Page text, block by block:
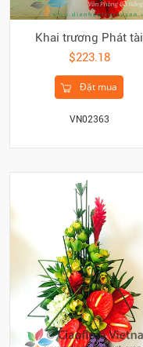
Khai trương Phát tài
$223.18
Đặt mua
VN02363